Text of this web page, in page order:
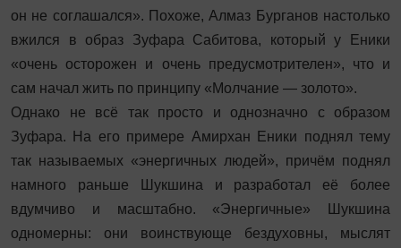
он не соглашался». Похоже, Алмаз Бурганов настолько
вжился в образ Зуфара Сабитова, который у Еники
«очень осторожен и очень предусмотрителен», что и
сам начал жить по принципу «Молчание — золото».
Однако не всё так просто и однозначно с образом
Зуфара. На его примере Амирхан Еники поднял тему
так называемых «энергичных людей», причём поднял
намного раньше Шукшина и разработал её более
вдумчиво и масштабно. «Энергичные» Шукшина
одномерны: они воинствующе бездуховны, мыслят